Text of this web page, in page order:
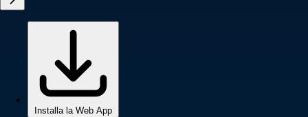
Installa la Web App